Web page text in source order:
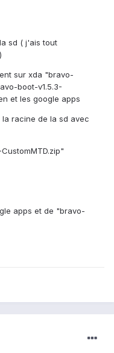
sd ( j'ais tout
sur xda "bravo-
boot-v1.5.3-
et les google apps
racine de la sd avec
apps et de "bravo-